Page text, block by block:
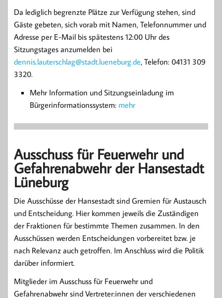
Da lediglich begrenzte Plätze zur Verfügung stehen, sind
Gäste gebeten, sich vorab mit Namen, Telefonnummer und
Adresse per E-Mail bis spätestens 12:00 Uhr des
Sitzungstages anzumelden bei
dennis.lauterschlag@stadt.lueneburg.de, Telefon: 04131 309
3320.
Mehr Information und Sitzungseinladung im
Bürgerinformationssystem: mehr
Ausschuss für Feuerwehr und
Gefahrenabwehr der Hansestadt
Lüneburg
Die Ausschüsse der Hansestadt sind Gremien für Austausch
und Entscheidung. Hier kommen jeweils die Zuständigen
der Fraktionen für bestimmte Themen zusammen. In den
Ausschüssen werden Entscheidungen vorbereitet bzw. je
nach Relevanz auch getroffen. Im Anschluss wird die Politik
darüber informiert.
Mitglieder im Ausschuss für Feuerwehr und
Gefahrenabwehr sind Vertreter:innen der verschiedenen